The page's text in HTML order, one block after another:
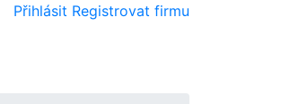
Přihlásit Registrovat firmu